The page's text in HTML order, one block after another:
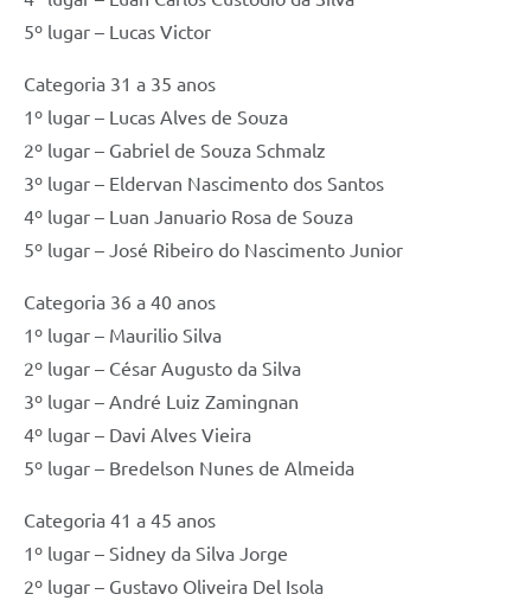
5º lugar – Lucas Victor
Categoria 31 a 35 anos
1º lugar – Lucas Alves de Souza
2º lugar – Gabriel de Souza Schmalz
3º lugar – Eldervan Nascimento dos Santos
4º lugar – Luan Januario Rosa de Souza
5º lugar – José Ribeiro do Nascimento Junior
Categoria 36 a 40 anos
1º lugar – Maurilio Silva
2º lugar – César Augusto da Silva
3º lugar – André Luiz Zamingnan
4º lugar – Davi Alves Vieira
5º lugar – Bredelson Nunes de Almeida
Categoria 41 a 45 anos
1º lugar – Sidney da Silva Jorge
2º lugar – Gustavo Oliveira Del Isola